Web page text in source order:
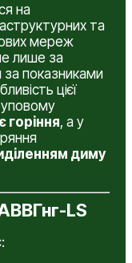
на
та
мереж
лише за
показниками
цієї
, а у
диму
LS